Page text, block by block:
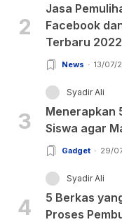
2
Jasa
Facebook
Terbaru
News 13/07/
3
Syadir Ali
Menerapkan
Siswa agar
Gadget 29/
4
Syadir Ali
5 Berkas
Proses